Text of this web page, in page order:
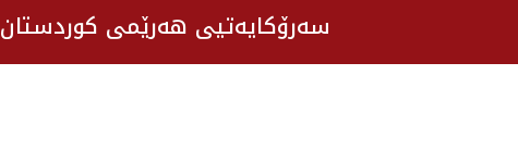
سەرۆکایەتیی هەرێمی کوردستان